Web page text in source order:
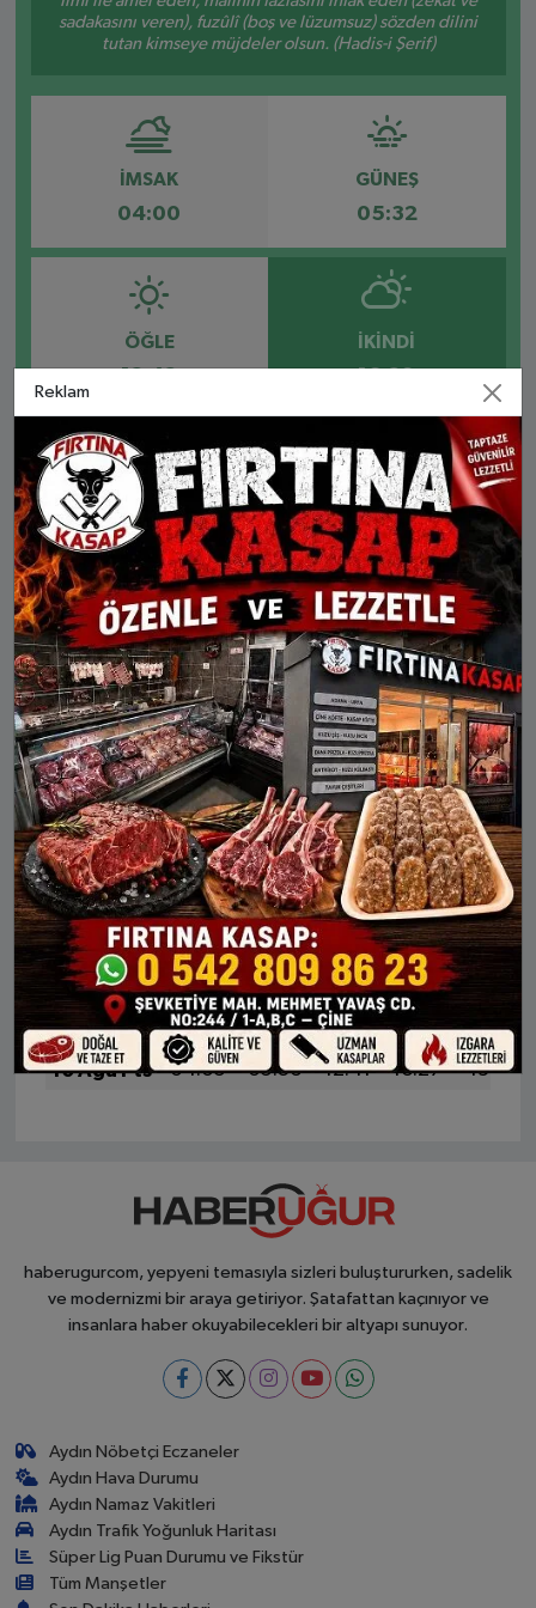
sadakasını veren), fuzûlî (boş ve lüzumsuz) sözden dilini
tutan kimseye müjdeler olsun. (Hadis-i Şerif)
İMSAK
04:00
GÜNEŞ
05:32
ÖĞLE
12:42
İKINDI
16:29
AKŞAM
19:41
YATSI
21:07
Araban İslahiye Karkamış Nizip
Nurdağı Oğuzeli Yavuzeli
GAZIANTEP AYLIK NAMAZ VAKITLERI
İMSAK GÜNEŞ ÖĞLE İKINDI AKŞAM
6 Ağu Per
04:00 05:32 12:42 16:29
19:41
7 Ağu Cum
04:01 05:33 12:41 16:28
19:39
8 Ağu Cts
04:02 05:34 12:41 16:28
9 Ağu Paz
04:04 05:35 12:41 16:28
19:37
10 Ağu Pts
04:05 05:36 12:41 16:27 19:36
haberugurcom, yepyeni temasıyla sizleri buluştururken, sadelik
ve modernizmi bir araya getiriyor. Şatafattan kaçınıyor ve
insanlara haber okuyabilecekleri bir altyapı sunuyor.
Aydın Nöbetçi Eczaneler
Aydın Hava Durumu
Aydın Namaz Vakitleri
Aydın Trafik Yoğunluk Haritası
Süper Lig Puan Durumu ve Fikstür
Tüm Manşetler
Reklam